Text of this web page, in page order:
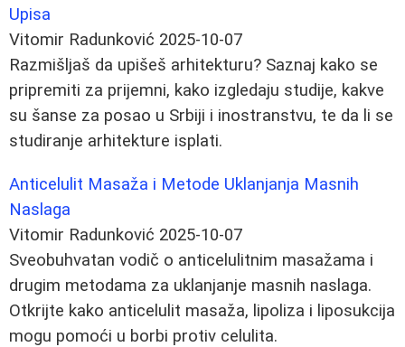
Upisa
Vitomir Radunković 2025-10-07
Razmišljaš da upišeš arhitekturu? Saznaj kako se
pripremiti za prijemni, kako izgledaju studije, kakve
su šanse za posao u Srbiji i inostranstvu, te da li se
studiranje arhitekture isplati.
Anticelulit Masaža i Metode Uklanjanja Masnih
Naslaga
Vitomir Radunković 2025-10-07
Sveobuhvatan vodič o anticelulitnim masažama i
drugim metodama za uklanjanje masnih naslaga.
Otkrijte kako anticelulit masaža, lipoliza i liposukcija
mogu pomoći u borbi protiv celulita.